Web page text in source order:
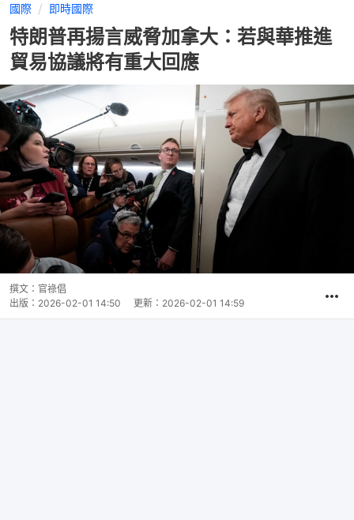
國際 即時國際
特朗普再揚言威脅加拿大：若與華推進
貿易協議將有重大回應
撰文： 官祿倡
出版： 2026-02-01 14:50 更新： 2026-02-01 14:59